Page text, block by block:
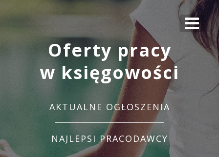
Oferty pracy
w księgowości
AKTUALNE OGŁOSZENIA
NAJLEPSI PRACODAWCY